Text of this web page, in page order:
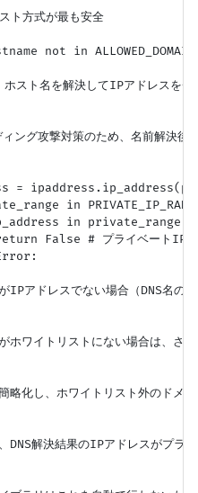
ト方式が最も安全
not in
ト名を解決してIPアドレスをチ
グ攻撃対策のため、名前解決後
=
in
in private_range:
False # プライベートIPア
アドレスでない場合（DNS名の場
ワイトリストにない場合は、さ
化し、ホワイトリスト外のドメイ
解決結果のIPアドレスがプライ